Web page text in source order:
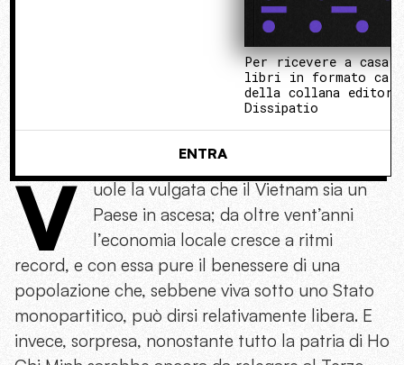
Per ricevere a casa i
libri in formato
della collana
Dissipatio
ENTRA
V
uole la vulgata che il Vietnam sia un
Paese in ascesa; da oltre vent’anni
l’economia locale cresce a ritmi
record, e con essa pure il benessere di una
popolazione che, sebbene viva sotto uno Stato
monopartitico, può dirsi relativamente libera. E
invece, sorpresa, nonostante tutto la patria di Ho